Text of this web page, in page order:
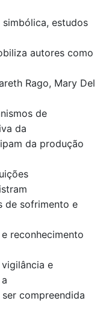
estudos
autores como
Rago, Mary Del
de
da
da produção
de sofrimento e
reconhecimento
e
compreendida